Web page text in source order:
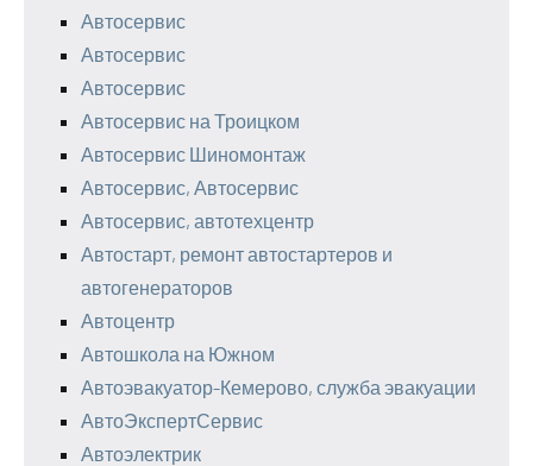
Автосервис
Автосервис
Автосервис
Автосервис на Троицком
Автосервис Шиномонтаж
Автосервис, Автосервис
Автосервис, автотехцентр
Автостарт, ремонт автостартеров и
автогенераторов
Автоцентр
Автошкола на Южном
Автоэвакуатор-Кемерово, служба эвакуации
АвтоЭкспертСервис
Автоэлектрик